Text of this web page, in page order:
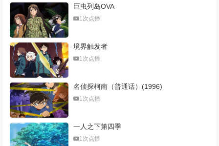
巨虫列岛OVA
1次点播
境界触发者
1次点播
名侦探柯南（普通话）(1996)
1次点播
一人之下第四季
1次点播